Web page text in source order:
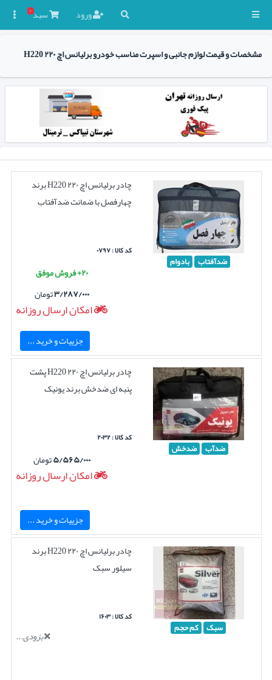
ورود سبد۰
مشخصات و قیمت لوازم جانبی و اسپرت مناسب خودرو برلیانس اچ ۲۲۰ H220
ضدآفتاب بادوام
چادر برلیانس اچ ۲۲۰ H220 برند
چهارفصل با ضمانت ضدآفتاب
کد کالا : ۰۷۹۷
۲۰+ فروش موفق
۳/۲۸۷/۰۰۰تومان
امکان ارسال روزانه
جزییات و خرید ...
ضدآب ضدخش
چادر برلیانس اچ ۲۲۰ H220 پشت
پنبه ای ضدخش برند یونیک
کد کالا : ۲۰۳۲
۵/۵۶۵/۰۰۰تومان
امکان ارسال روزانه
جزییات و خرید ...
سبک کم حجم
چادر برلیانس اچ ۲۲۰ H220 برند
سیلور سبک
کد کالا : ۱۶۰۳
بزودی...